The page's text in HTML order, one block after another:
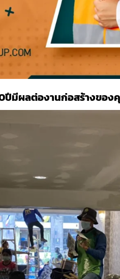
ปีมีผลต่องานก่อสร้างของ